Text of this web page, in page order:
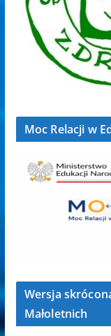
Moc Relacji w
Wersja
Małoletnich